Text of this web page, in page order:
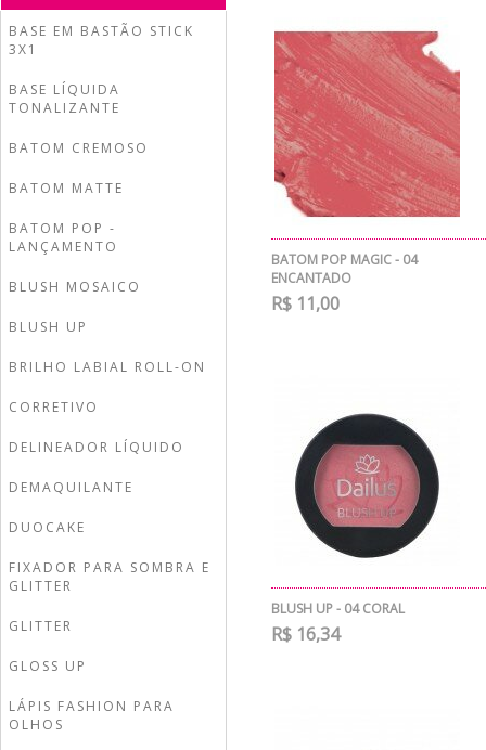
BASE EM BASTÃO STICK
3X1
BASE LÍQUIDA
TONALIZANTE
BATOM CREMOSO
BATOM MATTE
BATOM POP -
LANÇAMENTO
BLUSH MOSAICO
BLUSH UP
BRILHO LABIAL ROLL-ON
CORRETIVO
DELINEADOR LÍQUIDO
DEMAQUILANTE
DUOCAKE
FIXADOR PARA SOMBRA E
GLITTER
GLITTER
GLOSS UP
LÁPIS FASHION PARA
OLHOS
BATOM POP MAGIC - 04
ENCANTADO
R$ 11,00
BLUSH UP - 04 CORAL
R$ 16,34